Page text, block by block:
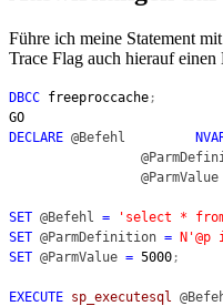
Führe ich meine Statement
Trace Flag auch hierauf einen
DBCC freeproccache ;
GO
DECLARE @Befehl
SET @Befehl = 'select *
SET @ParmDefinition =
SET @ParmValue = 5000 ;
EXECUTE sp_executesql